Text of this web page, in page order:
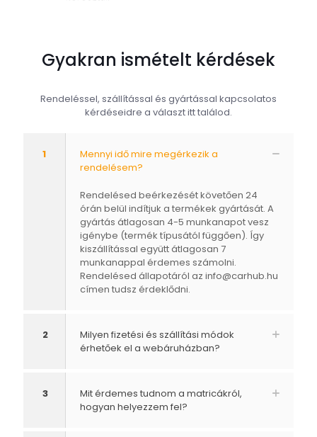
Gyakran ismételt kérdések
Rendeléssel, szállítással és gyártással kapcsolatos
kérdéseidre a választ itt találod.
1
Mennyi idő mire megérkezik a
rendelésem?
Rendelésed beérkezését követően 24
órán belül indítjuk a termékek gyártását. A
gyártás átlagosan 4-5 munkanapot vesz
igénybe (termék típusától függően). Így
kiszállítással együtt átlagosan 7
munkanappal érdemes számolni.
Rendelésed állapotáról az info@carhub.hu
címen tudsz érdeklődni.
2
Milyen fizetési és szállítási módok
érhetőek el a webáruházban?
3
Mit érdemes tudnom a matricákról,
hogyan helyezzem fel?